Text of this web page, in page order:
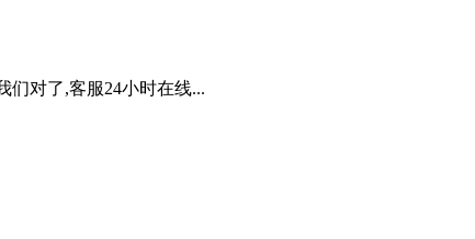
们对了,客服24小时在线...